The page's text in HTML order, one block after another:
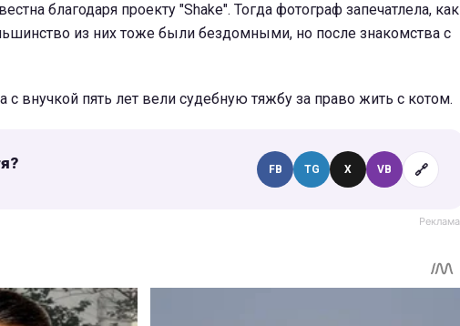
благодаря проекту "Shake". Тогда фотограф запечатлела, как
из них тоже были бездомными, но после знакомства с
внучкой пять лет вели судебную тяжбу за право жить с котом.
FB TG X VB 🔗